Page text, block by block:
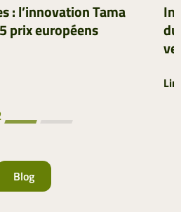
: l’innovation Tama
prix européens
Blog